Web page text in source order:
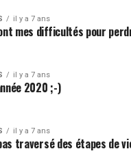
il y a 7 ans
mes difficultés pour
il y a 7 ans
2020 ;-)
il y a 7 ans
traversé des étapes de